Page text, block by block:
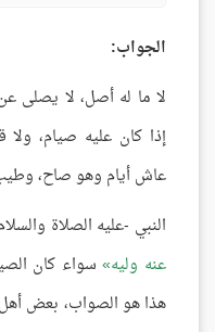
الجواب:
لا ما له أصل، لا يصلى
إذا كان عليه صيام،
عاش أيام وهو صاح،
النبي -عليه الصلاة
عنه وليه سواء كان
هذا هو الصواب، بعض أهل